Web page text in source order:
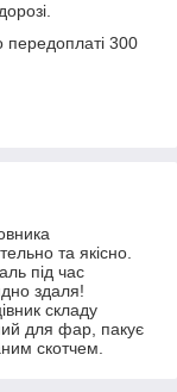
передоплаті 300
та якісно.
під час
здаля!
складу
для фар, пакує
скотчем.